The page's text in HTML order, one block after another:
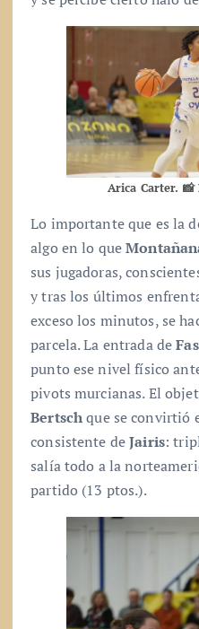
Arica Carter. 📸
Lo importante que es la
algo en lo que
sus jugadoras,
y tras los últimos
exceso los minutos, se
parcela. La entrada de
punto ese nivel físico
pivots murcianas. El
Bertschque se convirtió
consistente deJairis:
salía todo a la
partido (13 ptos.).